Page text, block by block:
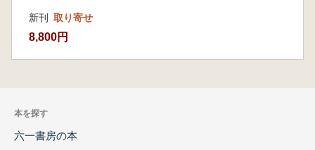
新刊 取り寄せ
8,800円
本を探す
六一書房の本